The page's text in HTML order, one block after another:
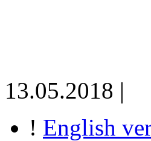
13.05.2018 |
! English